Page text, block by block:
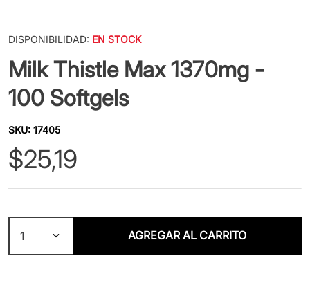
DISPONIBILIDAD: EN STOCK
Milk Thistle Max 1370mg -
100 Softgels
SKU:17405
$25,19
1 AGREGAR AL CARRITO